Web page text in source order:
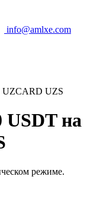
info@amlxe.com
UZCARD UZS
USDT на
режиме.